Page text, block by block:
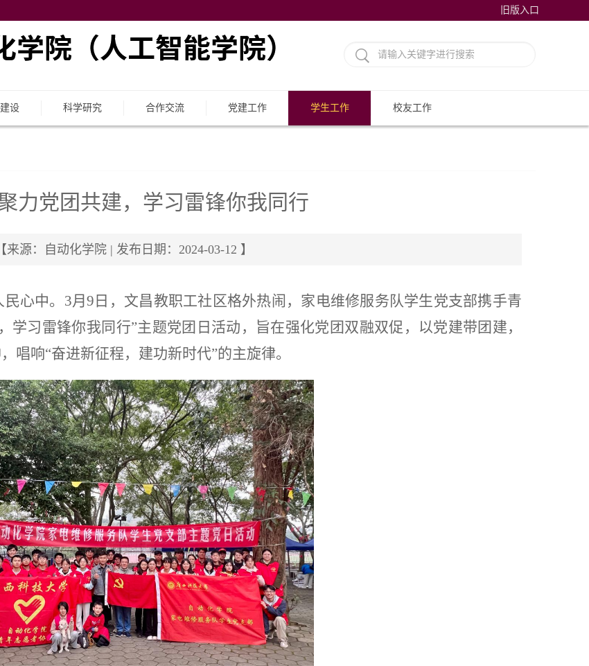
旧版入口
设 科学研究 合作交流 党建工作 学生工作 校友工作
力党团共建，学习雷锋你我同行
【来源：自动化学院 | 发布日期：2024-03-12 】
心中。 3月9 日，文昌教职工社区格外热闹，家电维修服务队学生党支部携手青
学习雷锋你我同行”主题党团日活动， 旨在强化党团双融双促，以党建带团建，
唱响“奋进新征程，建功新时代”的主旋律。